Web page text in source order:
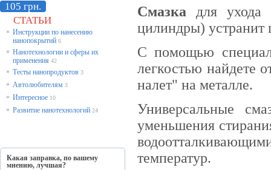
105 грн.
СТАТЬИ
* Инструкции по нанесению
нанопокрытий 6
* Нанотехнологии и сферы их
применения 42
* Тесты нанопродуктов 3
* Автолюбителям 3
* Интересное 10
* Развитие нанотехнологий 24
Какая заправка, по вашему
мнению, лучшая?
Смазка для ухода
цилиндры) устранит
С помощью
легкостью найдете
налет" на металле.
Универсальные
уменьшения
температур.